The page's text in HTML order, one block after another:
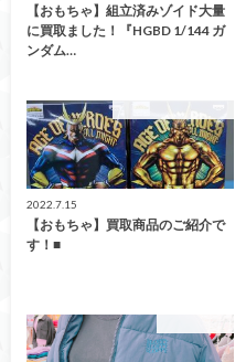
【おもちゃ】組立済みゾイド大量
に買取ました！『HGBD 1/144 ガ
ンダム…
2022.7.15
【おもちゃ】買取商品のご紹介で
す！■